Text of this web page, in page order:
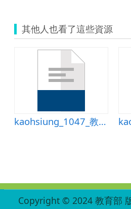
其他人也看了這些資源
kaohsiung_1047_教案13給李奶奶的信
Copyright © 2024 教育部